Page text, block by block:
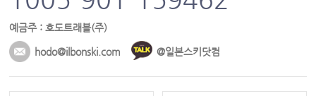
예금주 : 호도트래블(주)
hodo@ilbonski.com @일본스키닷컴